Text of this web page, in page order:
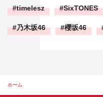
timelesz SixTONES
乃木坂46 櫻坂46
ホーム